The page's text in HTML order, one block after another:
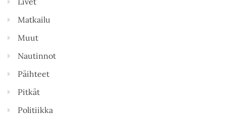
Matkailu
Muut
Nautinnot
Päihteet
Pitkät
Politiikka